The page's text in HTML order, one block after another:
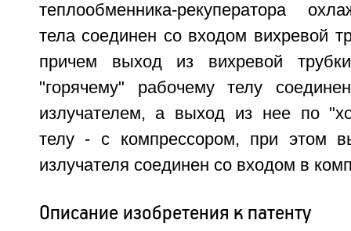
теплообменника-рекуператора
тела соединен со входом вихревой
причем выход из вихревой
"горячему" рабочему телу
излучателем, а выход из нее по
телу - с компрессором, при этом
излучателя соединен со входом в
Описание изобретения к патенту